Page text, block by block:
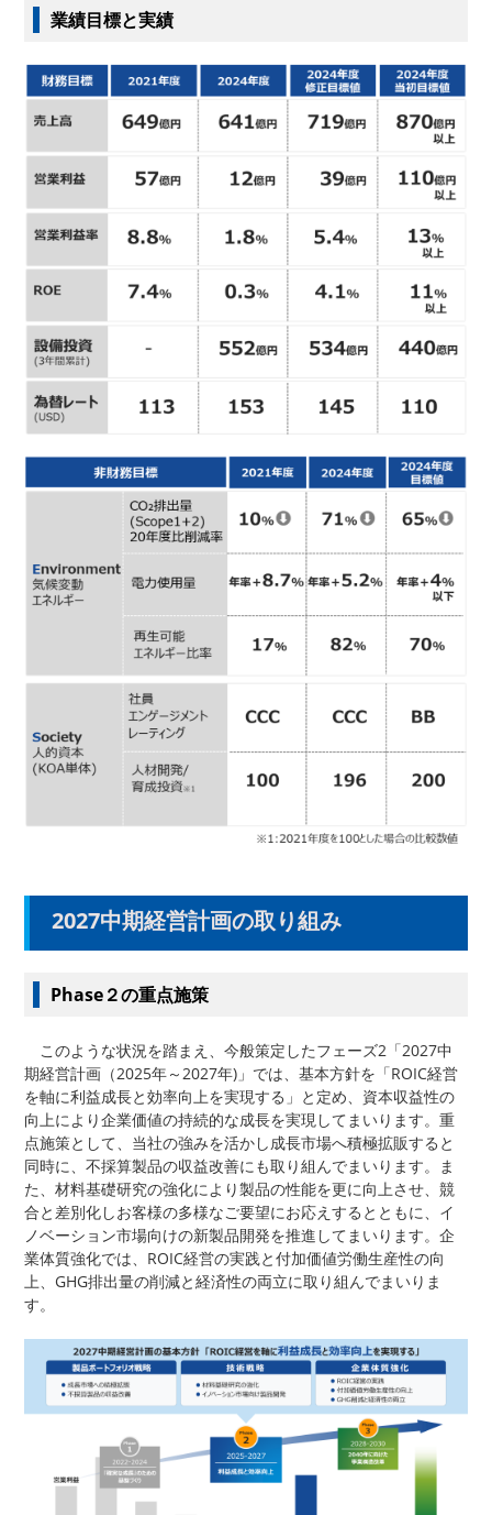
業績目標と実績
2027中期経営計画の取り組み
Phase２の重点施策
このような状況を踏まえ、今般策定したフェーズ2「2027中
期経営計画（2025年～2027年)」では、基本方針を「ROIC経営
を軸に利益成長と効率向上を実現する」と定め、資本収益性の
向上により企業価値の持続的な成長を実現してまいります。重
点施策として、当社の強みを活かし成長市場へ積極拡販すると
同時に、不採算製品の収益改善にも取り組んでまいります。ま
た、材料基礎研究の強化により製品の性能を更に向上させ、競
合と差別化しお客様の多様なご要望にお応えするとともに、イ
ノベーション市場向けの新製品開発を推進してまいります。企
業体質強化では、ROIC経営の実践と付加価値労働生産性の向
上、GHG排出量の削減と経済性の両立に取り組んでまいりま
す。